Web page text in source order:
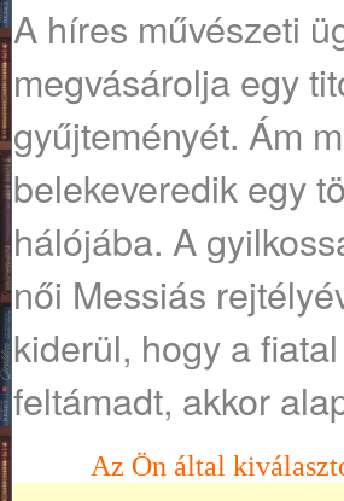
A híres művészeti
megvásárolja egy
gyűjteményét. Ám
belekeveredik egy
hálójába. A
női Messiás
kiderül, hogy a
feltámadt, akkor
Az Ön által